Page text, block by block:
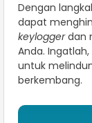
Dengan
dapat
keyloggerdan
Anda.
untuk
berkembang.